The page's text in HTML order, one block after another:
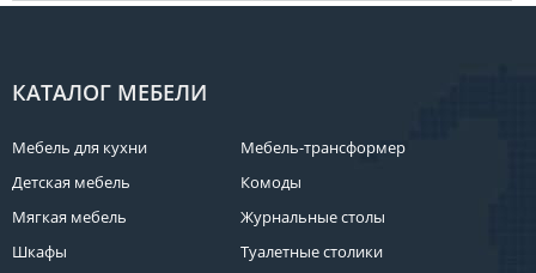
КАТАЛОГ МЕБЕЛИ
Мебель для кухни
Детская мебель
Мягкая мебель
Шкафы
Мебель-трансформер
Комоды
Журнальные столы
Туалетные столики